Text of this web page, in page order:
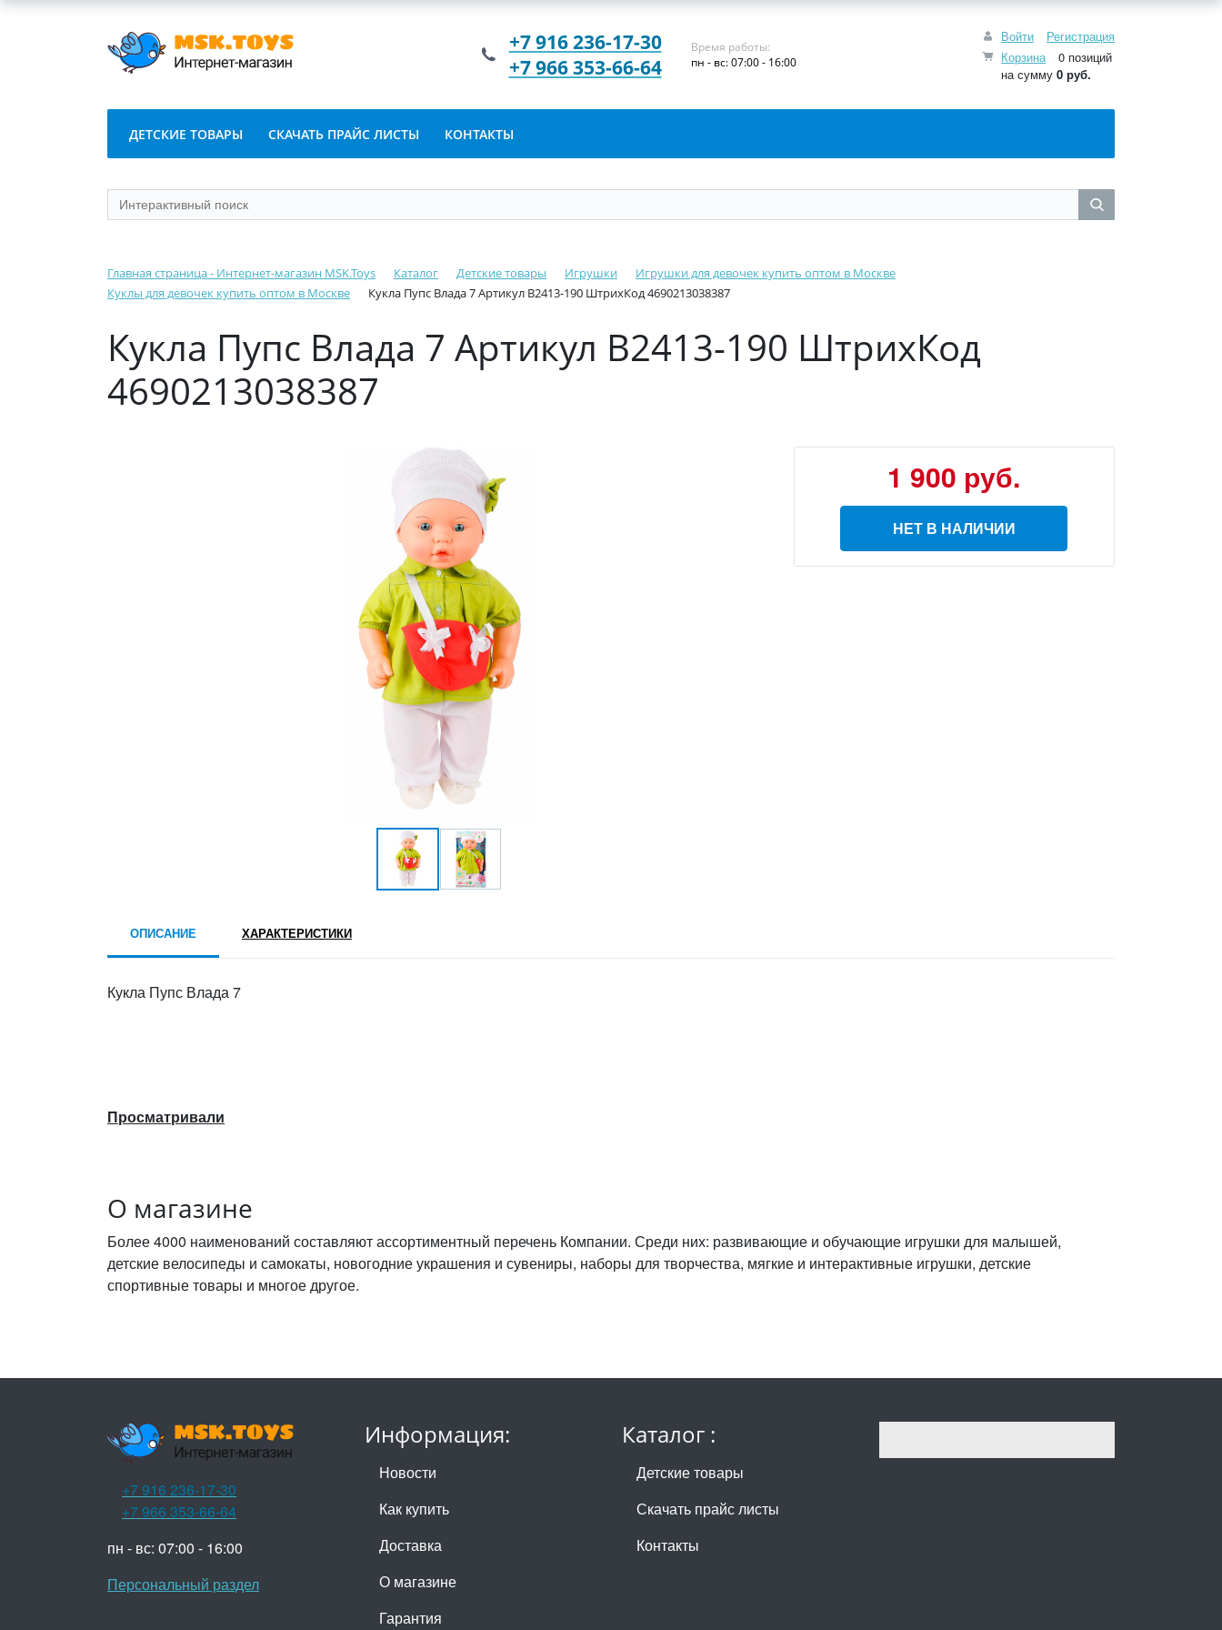
Войти
Регистрация
Корзина
0 позиций
на сумму 0 руб.
+7 916 236-17-30
+7 966 353-66-64
Время работы:
пн - вс: 07:00 - 16:00
ДЕТСКИЕ ТОВАРЫ СКАЧАТЬ ПРАЙС ЛИСТЫ КОНТАКТЫ
Главная страница - Интернет-магазин MSK.Toys Каталог Детские товары Игрушки
Игрушки для девочек купить оптом в Москве
Куклы для девочек купить оптом в Москве
Кукла Пупс Влада 7 Артикул В2413-190 ШтрихКод 4690213038387
Кукла Пупс Влада 7 Артикул В2413-190 ШтрихКод
4690213038387
1 900 руб.
НЕТ В НАЛИЧИИ
ОПИСАНИЕ ХАРАКТЕРИСТИКИ
Кукла Пупс Влада 7
Просматривали
О магазине
Более 4000 наименований составляют ассортиментный перечень Компании. Среди них: развивающие и обучающие игрушки для малышей,
детские велосипеды и самокаты, новогодние украшения и сувениры, наборы для творчества, мягкие и интерактивные игрушки, детские
спортивные товары и многое другое.
Информация:
Новости
Как купить
Доставка
О магазине
Гарантия
Каталог :
Детские товары
Скачать прайс листы
Контакты
+7 916 236-17-30
+7 966 353-66-64
пн - вс: 07:00 - 16:00
Персональный раздел